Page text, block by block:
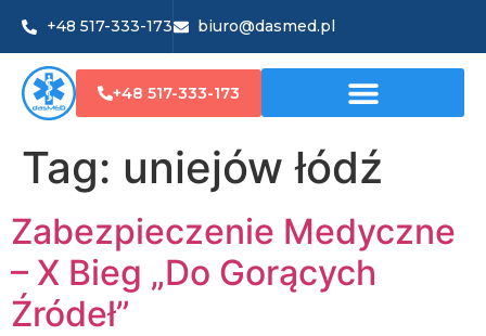
+48 517-333-173 biuro@dasmed.pl
+48 517-333-173
Tag: uniejów łódź
Zabezpieczenie Medyczne
– X Bieg „Do Gorących
Źródeł”